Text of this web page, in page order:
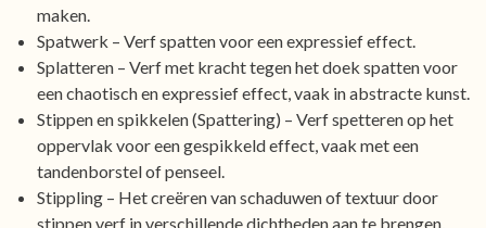
maken.
Spatwerk – Verf spatten voor een expressief effect.
Splatteren – Verf met kracht tegen het doek spatten voor
een chaotisch en expressief effect, vaak in abstracte kunst.
Stippen en spikkelen (Spattering) – Verf spetteren op het
oppervlak voor een gespikkeld effect, vaak met een
tandenborstel of penseel.
Stippling – Het creëren van schaduwen of textuur door
stippen verf in verschillende dichtheden aan te brengen,